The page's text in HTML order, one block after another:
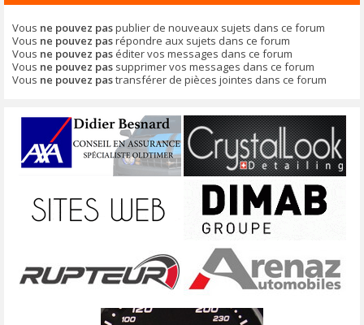
Vous ne pouvez paspublier de nouveaux sujets dans ce forum
Vous ne pouvez pasrépondre aux sujets dans ce forum
Vous ne pouvez pas éditer vos messages dans ce forum
Vous ne pouvez pas supprimer vos messages dans ce forum
Vous ne pouvez pastransférer de pièces jointes dans ce forum